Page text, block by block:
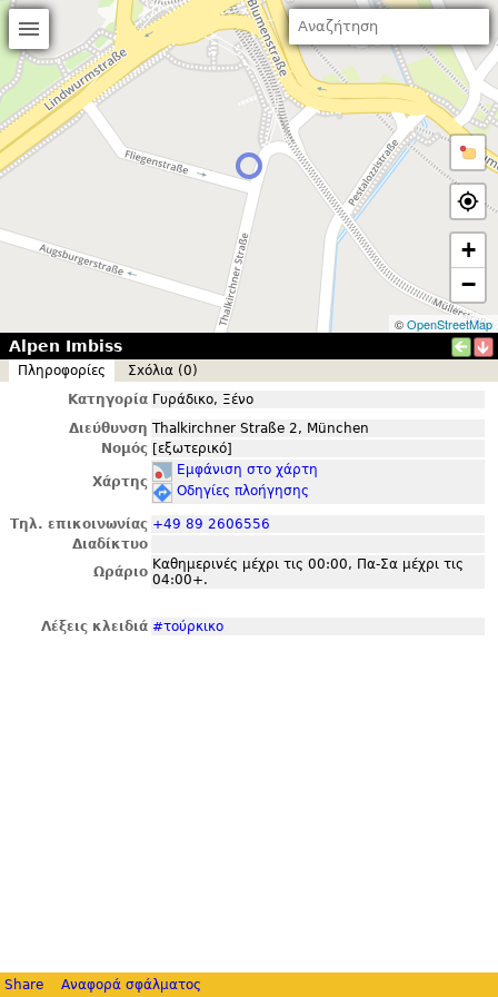
+
−
©OpenStreetMap
Alpen Imbiss
Πληροφορίες
Σxόλια (0)
Κατηγορία Γυράδικο, Ξένο
Διεύθυνση Thalkirchner Straße 2, München
Νομός [εξωτερικό]
Χάρτης
Εμφάνιση στο χάρτη
Οδηγίες πλοήγησης
Τηλ. επικοινωνίας +49 89 2606556
Διαδίκτυο
Ωράριο Καθημερινές μέχρι τις 00:00, Πα-Σα μέχρι τις
04:00+.
Λέξεις κλειδιά #τούρκικο
Share Αναφορά σφάλματος